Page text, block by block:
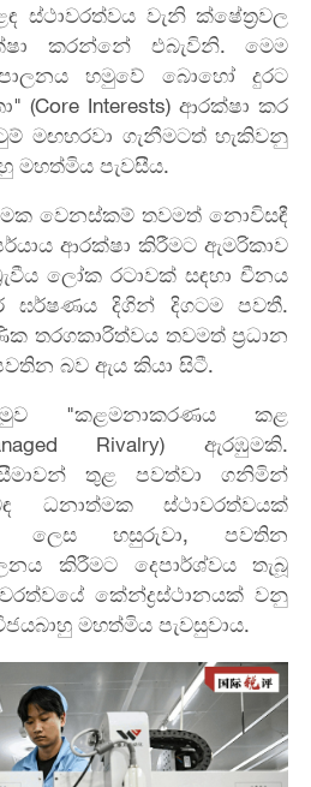
ස්ථාවරත්වය වැනි ක්ෂේත්‍රවල
කරන්නේ එබැවිනි. මෙම
හමුවේ බොහෝ දුරට
(Core Interests) ආරක්ෂා කර
මඟහරවා ගැනීමටත් හැකිවනු
මහත්මිය පැවසීය.
වෙනස්කම් තවමත් නොවිසඳී
ආරක්ෂා කිරීමට ඇමරිකාව
ලෝක රටාවක් සඳහා චීනය
ඝර්ෂණය දිගින් දිගටම පවතී.
තරගකාරිත්වය තවමත් ප්‍රධාන
බව ඇය කියා සිටී.
"කළමනාකරණය කළ
Rivalry) ඇරඹුමකි.
තුළ පවත්වා ගනිමින්
ධනාත්මක ස්ථාවරත්වයක්
ලෙස හසුරුවා, පවතින
කිරීමට දෙපාර්ශ්වය තැබූ
කේන්ද්‍රස්ථානයක් වනු
මහත්මිය පැවසුවාය.